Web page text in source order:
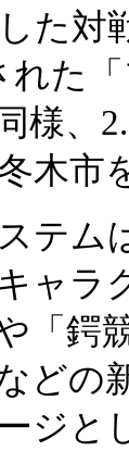
た対
れた
様、
木市
テム
ャラ
「
どの
ジと